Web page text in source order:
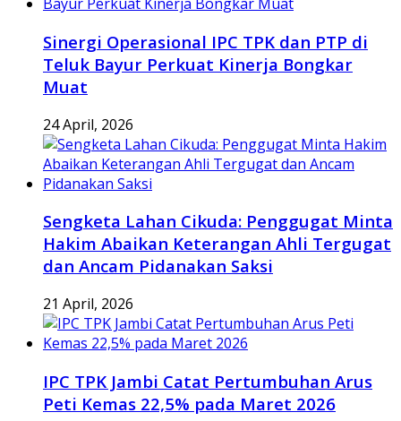
Sinergi Operasional IPC TPK dan PTP di
Teluk Bayur Perkuat Kinerja Bongkar
Muat
24 April, 2026
Sengketa Lahan Cikuda: Penggugat Minta
Hakim Abaikan Keterangan Ahli Tergugat
dan Ancam Pidanakan Saksi
21 April, 2026
IPC TPK Jambi Catat Pertumbuhan Arus
Peti Kemas 22,5% pada Maret 2026